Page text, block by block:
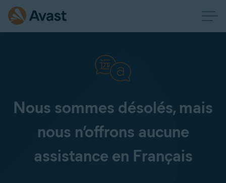
Nous sommes désolés, mais
nous n’offrons aucune
assistance en Français